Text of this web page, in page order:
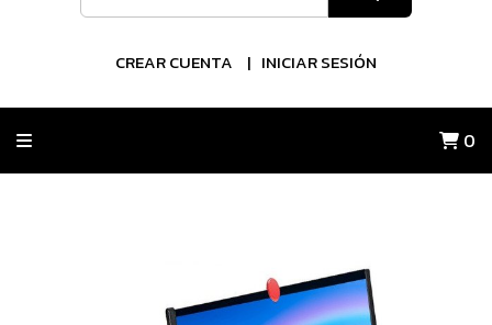
CREAR CUENTA INICIAR SESIÓN
0